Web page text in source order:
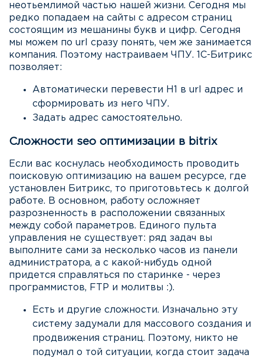
неотьемлимой частью нашей жизни. Сегодня мы
редко попадаем на сайты с адресом страниц
состоящим из мешанины букв и цифр. Сегодня
мы можем по url сразу понять, чем же занимается
компания. Поэтому настраиваем ЧПУ. 1С-Битрикс
позволяет:
Автоматически перевести H1 в url адрес и
сформировать из него ЧПУ.
Задать адрес самостоятельно.
Сложности seo оптимизации в bitrix
Если вас коснулась необходимость проводить
поисковую оптимизацию на вашем ресурсе, где
установлен Битрикс, то приготовьтесь к долгой
работе. В основном, работу осложняет
разрозненность в расположении связанных
между собой параметров. Единого пульта
управления не существует: ряд задач вы
выполните сами за несколько часов из панели
администратора, а с какой-нибудь одной
придется справляться по старинке - через
программистов, FTP и молитвы :).
Есть и другие сложности. Изначально эту
систему задумали для массового создания и
продвижения страниц. Поэтому, никто не
подумал о той ситуации, когда стоит задача